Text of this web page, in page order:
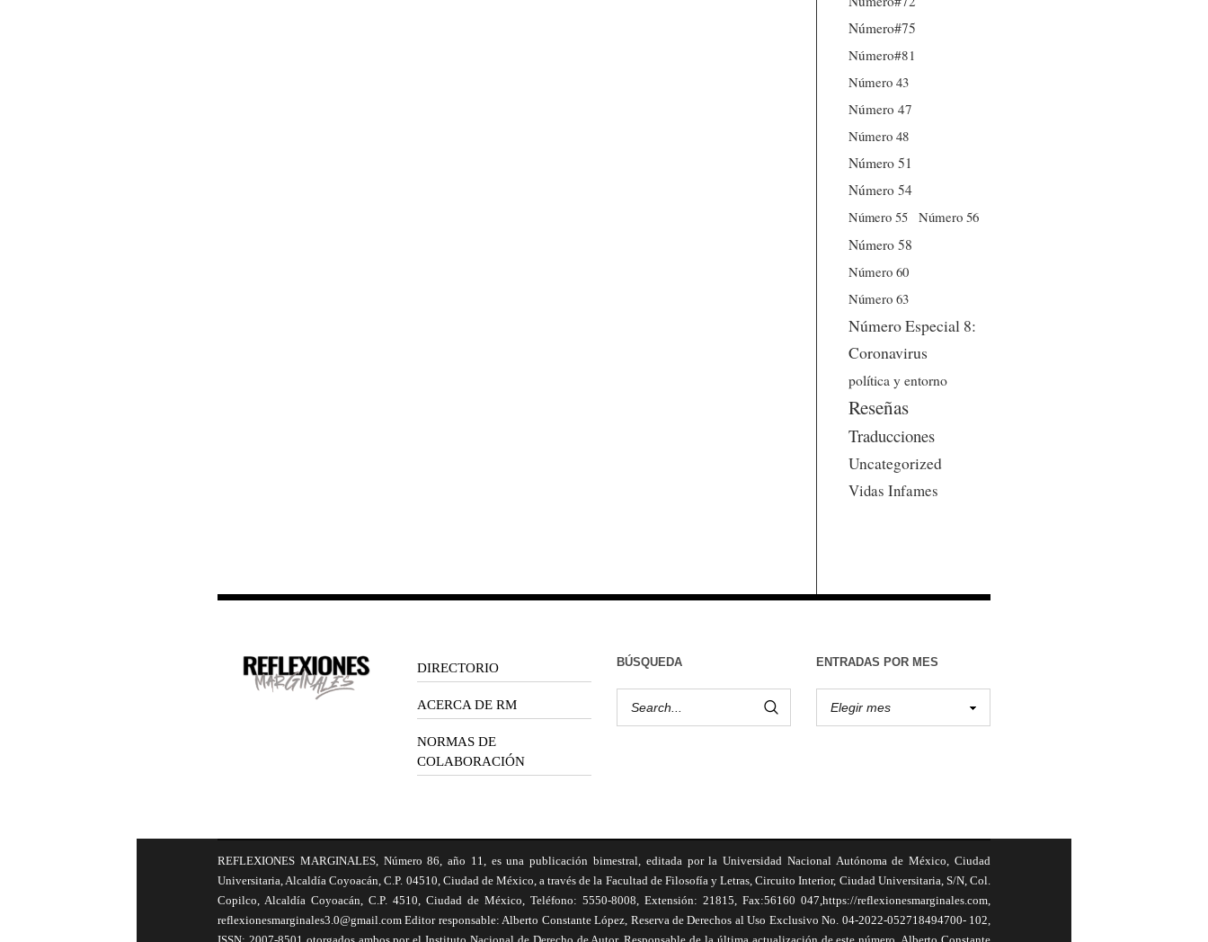
Número#75
Número#81
Número 43
Número 47
Número 48
Número 51
Número 54
Número 55
Número 56
Número 58
Número 60
Número 63
Número Especial 8:
Coronavirus
política y entorno
Reseñas
Traducciones
Uncategorized
Vidas Infames
DIRECTORIO
ACERCA DE RM
NORMAS DE
COLABORACIÓN
BÚSQUEDA ENTRADAS POR MES
REFLEXIONES MARGINALES, Número 86, año 11, es una publicación bimestral, editada por la Universidad Nacional Autónoma de México, Ciudad
Universitaria, Alcaldía Coyoacán, C.P. 04510, Ciudad de México, a través de la Facultad de Filosofía y Letras, Circuito Interior, Ciudad Universitaria, S/N, Col.
Copilco, Alcaldía Coyoacán, C.P. 4510, Ciudad de México, Teléfono: 5550-8008, Extensión: 21815, Fax:56160 047,https://reflexionesmarginales.com,
reflexionesmarginales3.0@gmail.com Editor responsable: Alberto Constante López, Reserva de Derechos al Uso Exclusivo No. 04-2022-052718494700- 102,